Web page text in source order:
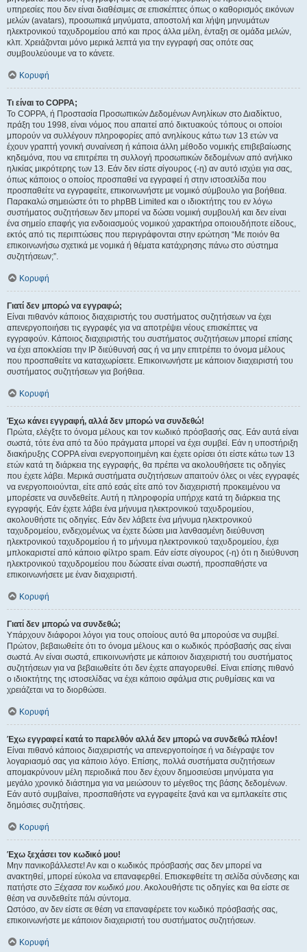
υπηρεσίες που δεν είναι διαθέσιμες σε επισκέπτες όπως ο καθορισμός εικόνων
μελών (avatars), προσωπικά μηνύματα, αποστολή και λήψη μηνυμάτων
ηλεκτρονικού ταχυδρομείου από και προς άλλα μέλη, ένταξη σε ομάδα μελών,
κλπ. Χρειάζονται μόνο μερικά λεπτά για την εγγραφή σας οπότε σας
συμβουλεύουμε να το κάνετε.
Κορυφή
Τι είναι το COPPA;
Το COPPA, ή Προστασία Προσωπικών Δεδομένων Ανηλίκων στο Διαδίκτυο,
πράξη του 1998, είναι νόμος που απαιτεί από δικτυακούς τόπους οι οποίοι
μπορούν να συλλέγουν πληροφορίες από ανηλίκους κάτω των 13 ετών να
έχουν γραπτή γονική συναίνεση ή κάποια άλλη μέθοδο νομικής επιβεβαίωσης
κηδεμόνα, που να επιτρέπει τη συλλογή προσωπικών δεδομένων από ανήλικο
ηλικίας μικρότερης των 13. Εάν δεν είστε σίγουρος (-η) αν αυτό ισχύει για σας,
όπως κάποιος ο οποίος προσπαθεί να εγγραφεί ή στην ιστοσελίδα που
προσπαθείτε να εγγραφείτε, επικοινωνήστε με νομικό σύμβουλο για βοήθεια.
Παρακαλώ σημειώστε ότι το phpBB Limited και ο ιδιοκτήτης του εν λόγω
συστήματος συζητήσεων δεν μπορεί να δώσει νομική συμβουλή και δεν είναι
ένα σημείο επαφής για ενδοιασμούς νομικού χαρακτήρα οποιουδήποτε είδους,
εκτός από τις περιπτώσεις που περιγράφονται στην ερώτηση “Με ποιόν θα
επικοινωνήσω σχετικά με νομικά ή θέματα κατάχρησης πάνω στο σύστημα
συζητήσεων;”.
Κορυφή
Γιατί δεν μπορώ να εγγραφώ;
Είναι πιθανόν κάποιος διαχειριστής του συστήματος συζητήσεων να έχει
απενεργοποιήσει τις εγγραφές για να αποτρέψει νέους επισκέπτες να
εγγραφούν. Κάποιος διαχειριστής του συστήματος συζητήσεων μπορεί επίσης
να έχει αποκλείσει την IP διεύθυνσή σας ή να μην επιτρέπει το όνομα μέλους
που προσπαθείτε να καταχωρίσετε. Επικοινωνήστε με κάποιον διαχειριστή του
συστήματος συζητήσεων για βοήθεια.
Κορυφή
Έχω κάνει εγγραφή, αλλά δεν μπορώ να συνδεθώ!
Πρώτα, ελέγξτε το όνομα μέλους και τον κωδικό πρόσβασής σας. Εάν αυτά είναι
σωστά, τότε ένα από τα δύο πράγματα μπορεί να έχει συμβεί. Εάν η υποστήριξη
διακήρυξης COPPA είναι ενεργοποιημένη και έχετε ορίσει ότι είστε κάτω των 13
ετών κατά τη διάρκεια της εγγραφής, θα πρέπει να ακολουθήσετε τις οδηγίες
που έχετε λάβει. Μερικά συστήματα συζητήσεων απαιτούν όλες οι νέες εγγραφές
να ενεργοποιούνται, είτε από εσάς είτε από τον διαχειριστή προκειμένου να
μπορέσετε να συνδεθείτε. Αυτή η πληροφορία υπήρχε κατά τη διάρκεια της
εγγραφής. Εάν έχετε λάβει ένα μήνυμα ηλεκτρονικού ταχυδρομείου,
ακολουθήστε τις οδηγίες. Εάν δεν λάβετε ένα μήνυμα ηλεκτρονικού
ταχυδρομείου, ενδεχομένως να έχετε δώσει μια λανθασμένη διεύθυνση
ηλεκτρονικού ταχυδρομείου ή το μήνυμα ηλεκτρονικού ταχυδρομείου, έχει
μπλοκαριστεί από κάποιο φίλτρο spam. Εάν είστε σίγουρος (-η) ότι η διεύθυνση
ηλεκτρονικού ταχυδρομείου που δώσατε είναι σωστή, προσπαθήστε να
επικοινωνήσετε με έναν διαχειριστή.
Κορυφή
Γιατί δεν μπορώ να συνδεθώ;
Υπάρχουν διάφοροι λόγοι για τους οποίους αυτό θα μπορούσε να συμβεί.
Πρώτον, βεβαιωθείτε ότι το όνομα μέλους και ο κωδικός πρόσβασής σας είναι
σωστά. Αν είναι σωστά, επικοινωνήστε με κάποιον διαχειριστή του συστήματος
συζητήσεων για να βεβαιωθείτε ότι δεν έχετε απαγορευθεί. Είναι επίσης πιθανό
ο ιδιοκτήτης της ιστοσελίδας να έχει κάποιο σφάλμα στις ρυθμίσεις και να
χρειάζεται να το διορθώσει.
Κορυφή
Έχω εγγραφεί κατά το παρελθόν αλλά δεν μπορώ να συνδεθώ πλέον!
Είναι πιθανό κάποιος διαχειριστής να απενεργοποίησε ή να διέγραψε τον
λογαριασμό σας για κάποιο λόγο. Επίσης, πολλά συστήματα συζητήσεων
απομακρύνουν μέλη περιοδικά που δεν έχουν δημοσιεύσει μηνύματα για
μεγάλο χρονικό διάστημα για να μειώσουν το μέγεθος της βάσης δεδομένων.
Εάν αυτό συμβαίνει, προσπαθήστε να εγγραφείτε ξανά και να εμπλακείτε στις
δημόσιες συζητήσεις.
Κορυφή
Έχω ξεχάσει τον κωδικό μου!
Μην πανικοβάλλεστε! Αν και ο κωδικός πρόσβασής σας δεν μπορεί να
ανακτηθεί, μπορεί εύκολα να επαναφερθεί. Επισκεφθείτε τη σελίδα σύνδεσης και
πατήστε στο Ξέχασα τον κωδικό μου. Ακολουθήστε τις οδηγίες και θα είστε σε
θέση να συνδεθείτε πάλι σύντομα.
Ωστόσο, αν δεν είστε σε θέση να επαναφέρετε τον κωδικό πρόσβασής σας,
επικοινωνήστε με κάποιον διαχειριστή του συστήματος συζητήσεων.
Κορυφή